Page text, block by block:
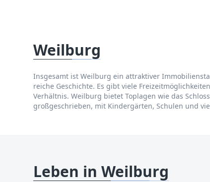
Weilburg
Insgesamt ist Weilburg ein attraktiver
reiche Geschichte. Es gibt viele
Verhältnis. Weilburg bietet Toplagen wie das
großgeschrieben, mit Kindergärten, Schulen und
Leben in Weilburg